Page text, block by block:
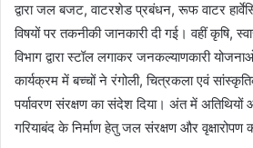
द्वारा जल बजट, वाटरशेड प्रबंधन, रूफ वाटर
विषयों पर तकनीकी जानकारी दी गई। वहीं कृषि,
विभाग द्वारा स्टॉल लगाकर जनकल्याणकारी
कार्यक्रम में बच्चों ने रंगोली, चित्रकला एवं
पर्यावरण संरक्षण का संदेश दिया। अंत में अतिथियों
गरियाबंद के निर्माण हेतु जल संरक्षण और